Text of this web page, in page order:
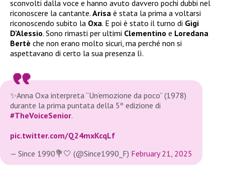
sconvolti dalla voce e hanno avuto davvero pochi dubbi nel
riconoscere la cantante. Arisa è stata la prima a voltarsi
riconoscendo subito la Oxa. E poi è stato il turno di Gigi
D’Alessio. Sono rimasti per ultimi Clementino e Loredana
Bertè che non erano molto sicuri, ma perché non si
aspettavano di certo la sua presenza lì.
✨Anna Oxa interpreta “Un’emozione da poco” (1978)
durante la prima puntata della 5º edizione di
#TheVoiceSenior.
pic.twitter.com/Q24mxKcqLf
— Since 1990💐🤍 (@Since1990_F) February 21, 2025